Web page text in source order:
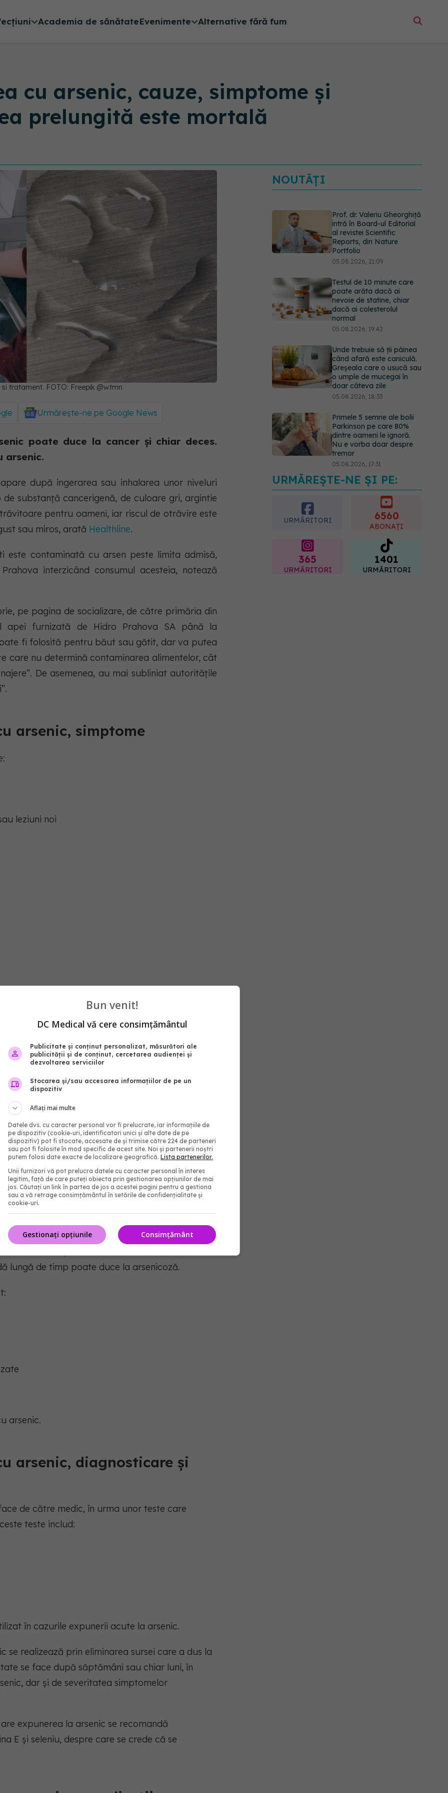
Academia de sănătateEvenimente Alternative fără fum
cu arsenic, cauze, simptome și
prelungită este mortală
tratament. FOTO: Freepik @wtmn
Urmărește-ne pe Google News
poate duce la cancer și chiar deces.
arsenic.
după ingerarea sau inhalarea unor niveluri
substanță cancerigenă, de culoare gri, argintie
pentru oameni, iar riscul de otrăvire este
sau miros, arată Healthline.
este contaminată cu arsen peste limita admisă,
interzicând consumul acesteia, notează
pe pagina de socializare, de către primăria din
apei furnizată de Hidro Prahova SA până la
fi folosită pentru băut sau gătit, dar va putea
care nu determină contaminarea alimentelor, cât
De asemenea, au mai subliniat autoritățile
arsenic, simptome
leziuni noi
și picioare.
poate provoca simptome mai grave,
de urgență la medic. Cazurile de otrăvire
arsenic, cauze
comună cauză a otrăvirii cu arsenic. De altfel
în subsol și poate pătrunde în pânza freatică,
de la instalațiile industriale. Mai mult, consumul
lungă de timp poate duce la arsenicoză.
arsenic.
arsenic, diagnosticare și
de către medic, în urma unor teste care
teste includ:
în cazurile expunerii acute la arsenic.
se realizează prin eliminarea sursei care a dus la
se face după săptămâni sau chiar luni, în
dar și de severitatea simptomelor
expunerea la arsenic se recomandă
E și seleniu, despre care se crede că se
NOUTĂȚI
Prof. dr. Valeriu Gheorghiță
intră în Board-ul Editorial
al revistei Scientific
Reports, din Nature
Portfolio
05.08.2026, 21:09
Testul de 10 minute care
poate arăta dacă ai
nevoie de statine, chiar
dacă ai colesterolul
normal
05.08.2026, 19:42
Unde trebuie să ții pâinea
când afară este caniculă.
Greșeala care o usucă sau
o umple de mucegai în
doar câteva zile
05.08.2026, 18:33
Primele 5 semne ale bolii
Parkinson pe care 80%
dintre oameni le ignoră.
Nu e vorba doar despre
tremor
05.08.2026, 17:31
Gabriela Cristea, manifest
pentru respect și
acceptare: Corpul
fiecăruia spune o poveste
05.08.2026, 21:23
URMĂREȘTE-NE ȘI PE:
URMĂRITORI 6560
ABONAȚI
365
URMĂRITORI
1401
URMĂRITORI
Bun venit!
DC Medical vă cere consimțământul
Publicitate și conținut personalizat, măsurători ale
publicității și de conținut, cercetarea audienței și
dezvoltarea serviciilor
Stocarea și/sau accesarea informațiilor de pe un
dispozitiv
Aflați mai multe
Datele dvs. cu caracter personal vor fi prelucrate, iar informațiile de
pe dispozitiv (cookie-uri, identificatori unici și alte date de pe
dispozitiv) pot fi stocate, accesate de și trimise către 224 de parteneri
sau pot fi folosite în mod specific de acest site. Noi și partenerii noștri
putem folosi date exacte de localizare geografică. Lista partenerilor.
Unii furnizori vă pot prelucra datele cu caracter personal în interes
legitim, față de care puteți obiecta prin gestionarea opțiunilor de mai
jos. Căutați un link în partea de jos a acestei pagini pentru a gestiona
sau a vă retrage consimțământul în setările de confidențialitate și
cookie-uri.
Consimțământ
Gestionați opțiunile